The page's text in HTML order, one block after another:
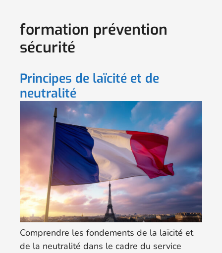
formation prévention
sécurité
Principes de laïcité et de
neutralité
Comprendre les fondements de la laïcité et
de la neutralité dans le cadre du service